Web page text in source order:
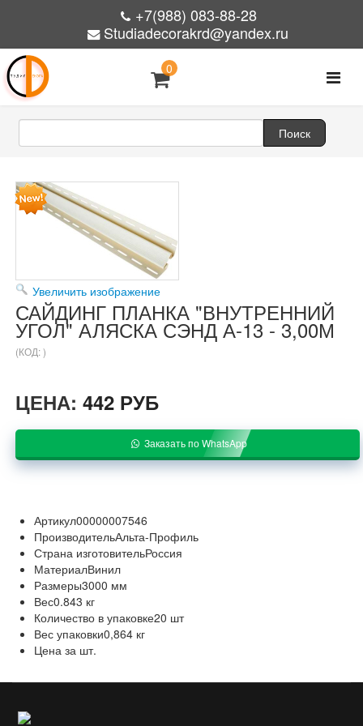
+7(988) 083-88-28
Studiadecorakrd@yandex.ru
0
Увеличить изображение
САЙДИНГ ПЛАНКА "ВНУТРЕННИЙ
УГОЛ" АЛЯСКА СЭНД А-13 - 3,00М
(КОД:)
ЦЕНА: 442 РУБ
Заказать по WhatsApp
Артикул00000007546
ПроизводительАльта-Профиль
Страна изготовительРоссия
МатериалВинил
Размеры3000 мм
Вес0.843 кг
Количество в упаковке20 шт
Вес упаковки0,864 кг
Цена за шт.